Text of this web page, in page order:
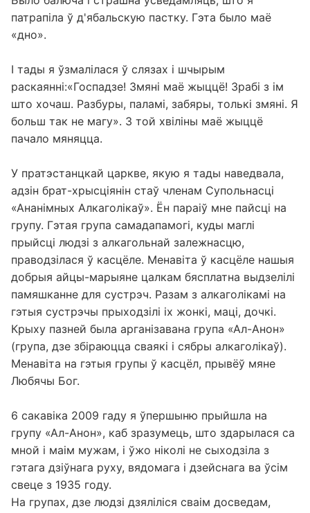
патрапіла ў д'ябальскую пастку. Гэта было маё
«дно».
І тады я ўзмалілася ў слязах і шчырым
раскаянні:«Госпадзе! Змяні маё жыццё! Зрабі з ім
што хочаш. Разбуры, паламі, забяры, толькі змяні. Я
больш так не магу». З той хвіліны маё жыццё
пачало мяняцца.
У пратэстанцкай царкве, якую я тады наведвала,
адзін брат-хрысціянін стаў членам Супольнасці
«Ананімных Алкаголікаў». Ён параіў мне пайсці на
групу. Гэтая група самадапамогі, куды маглі
прыйсці людзі з алкагольнай залежнасцю,
праводзілася ў касцёле. Менавіта ў касцёле нашыя
добрыя айцы-марыяне цалкам бясплатна выдзелілі
памяшканне для сустрэч. Разам з алкаголікамі на
гэтыя сустрэчы прыходзілі іх жонкі, маці, дочкі.
Крыху пазней была арганізавана група «Ал-Анон»
(група, дзе збіраюцца сваякі і сябры алкаголікаў).
Менавіта на гэтыя групы ў касцёл, прывёў мяне
Любячы Бог.
6 сакавіка 2009 гаду я ўпершыню прыйшла на
групу «Ал-Анон», каб зразумець, што здарылася са
мной і маім мужам, і ўжо ніколі не сыходзіла з
гэтага дзіўнага руху, вядомага і дзейснага ва ўсім
свеце з 1935 году.
На групах, дзе людзі дзяліліся сваім досведам,